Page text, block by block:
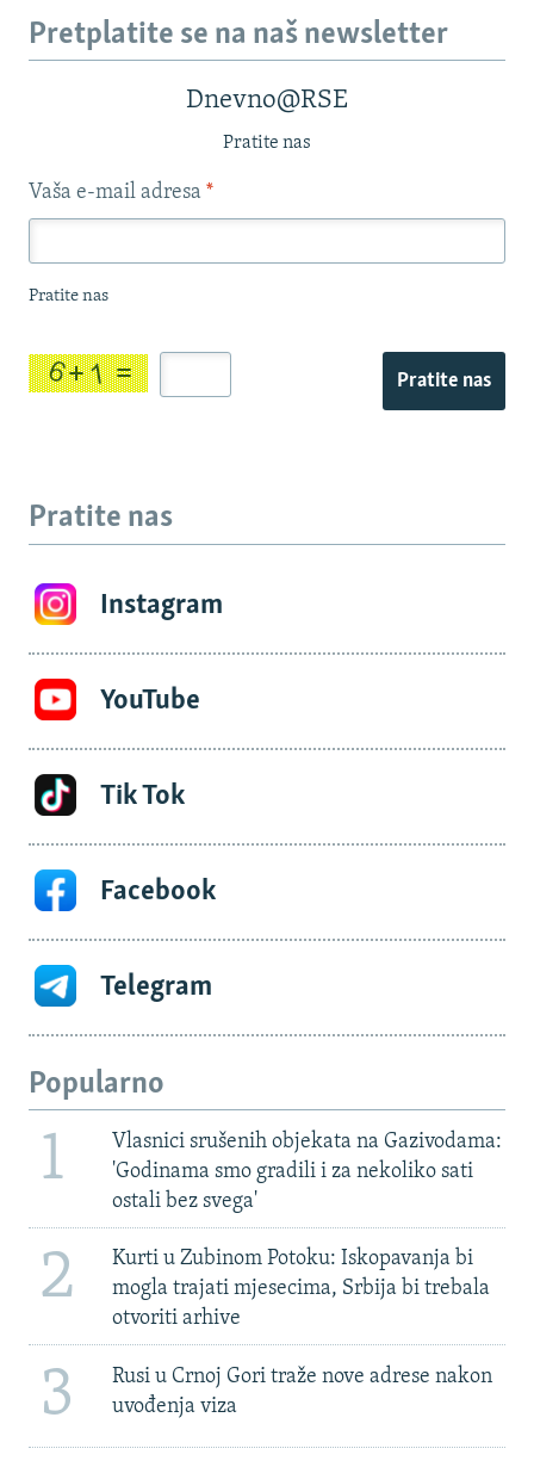
Pretplatite se na naš newsletter
Dnevno@RSE
Pratite nas
Vaša e-mail adresa *
Pratite nas
Pratite nas
Pratite nas
Instagram
YouTube
Tik Tok
Facebook
Telegram
Popularno
1
Vlasnici srušenih objekata na Gazivodama:
'Godinama smo gradili i za nekoliko sati
ostali bez svega'
2
Kurti u Zubinom Potoku: Iskopavanja bi
mogla trajati mjesecima, Srbija bi trebala
otvoriti arhive
3
Rusi u Crnoj Gori traže nove adrese nakon
uvođenja viza